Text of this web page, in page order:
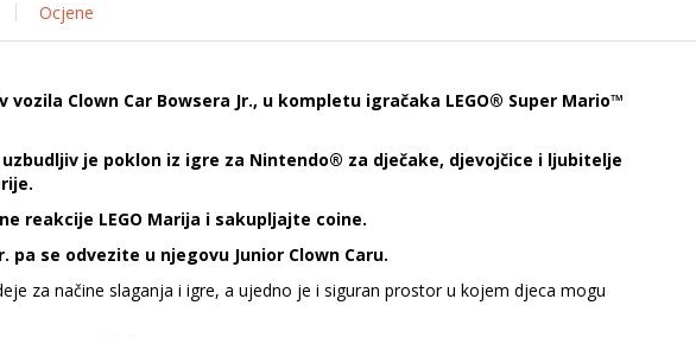
Ocjene
Clown Car Bowsera Jr., u kompletu igračaka LEGO® Super Mario™
je poklon iz igre za Nintendo® za dječake, djevojčice i ljubitelje
reakcije LEGO Marija i sakupljajte coine.
pa se odvezite u njegovu Junior Clown Caru.
za načine slaganja i igre, a ujedno je i siguran prostor u kojem djeca mogu